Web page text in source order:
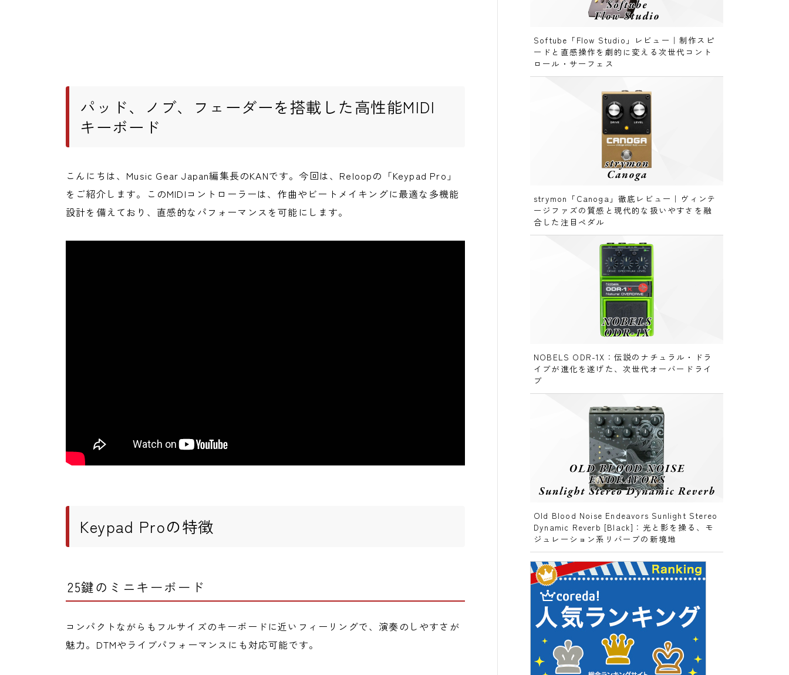
パッド、ノブ、フェーダーを搭載した高性能MIDI
キーボード
こんにちは、Music Gear Japan編集長のKANです。今回は、Reloopの「Keypad Pro」
をご紹介します。このMIDIコントローラーは、作曲やビートメイキングに最適な多機能
設計を備えており、直感的なパフォーマンスを可能にします。
Keypad Proの特徴
25鍵のミニキーボード
コンパクトながらもフルサイズのキーボードに近いフィーリングで、演奏のしやすさが
魅力。DTMやライブパフォーマンスにも対応可能です。
Softube「Flow Studio」レビュー｜制作スピ
ードと直感操作を劇的に変える次世代コント
ロール・サーフェス
strymon「Canoga」徹底レビュー｜ヴィンテ
ージファズの質感と現代的な扱いやすさを融
合した注目ペダル
NOBELS ODR-1X：伝説のナチュラル・ドラ
イブが進化を遂げた、次世代オーバードライ
ブ
Old Blood Noise Endeavors Sunlight Stereo
Dynamic Reverb [Black]：光と影を操る、モ
ジュレーション系リバーブの新境地